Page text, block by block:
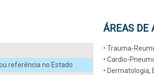
referência no Estado
ÁREAS DE
• Trauma-
• Cardio-
• Dermatologia,